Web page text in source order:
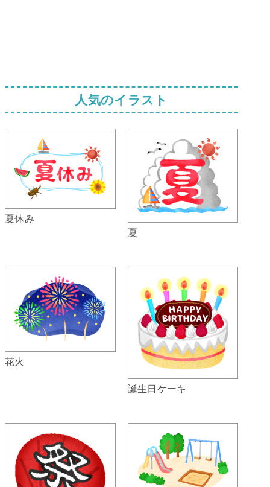
人気のイラスト
夏休み
夏
花火
誕生日ケーキ